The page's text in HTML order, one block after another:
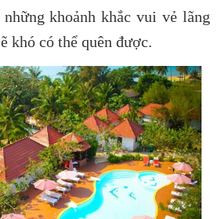
khoảnh khắc vui vẻ lãng
khó có thể quên được.